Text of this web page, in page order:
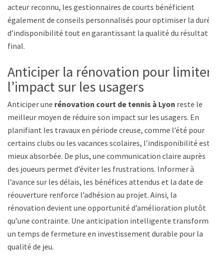
acteur reconnu, les gestionnaires de courts bénéficient
également de conseils personnalisés pour optimiser la durée
d’indisponibilité tout en garantissant la qualité du résultat
final.
Anticiper la rénovation pour limiter
l’impact sur les usagers
Anticiper une rénovation court de tennis à Lyon reste le
meilleur moyen de réduire son impact sur les usagers. En
planifiant les travaux en période creuse, comme l’été pour
certains clubs ou les vacances scolaires, l’indisponibilité est
mieux absorbée. De plus, une communication claire auprès
des joueurs permet d’éviter les frustrations. Informer à
l’avance sur les délais, les bénéfices attendus et la date de
réouverture renforce l’adhésion au projet. Ainsi, la
rénovation devient une opportunité d’amélioration plutôt
qu’une contrainte. Une anticipation intelligente transforme
un temps de fermeture en investissement durable pour la
qualité de jeu.